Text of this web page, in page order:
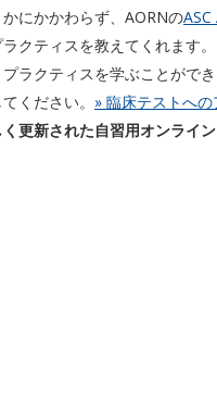
にかかわらず、AORNの
クティスを教えてくれます
ラクティスを学ぶことがで
ください。 » 臨床テストへの
更新された自習用オンライ